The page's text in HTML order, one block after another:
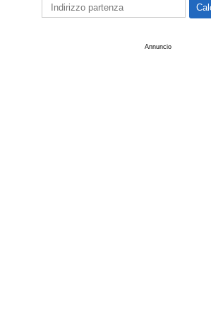
Annuncio